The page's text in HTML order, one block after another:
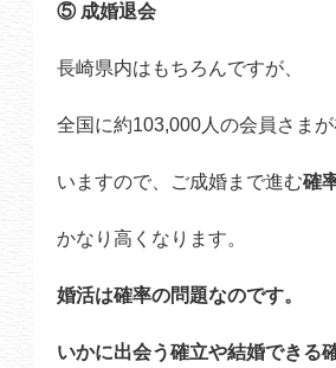
⑤ 成婚退会
長崎県内はもちろんですが、
全国に約103,000人の会員さま
いますので、ご成婚まで進む確
かなり高くなります。
婚活は確率の問題なのです。
いかに出会う確立や結婚できる